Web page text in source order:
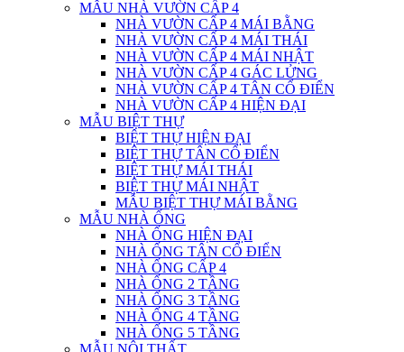
MẪU NHÀ VƯỜN CẤP 4
NHÀ VƯỜN CẤP 4 MÁI BẰNG
NHÀ VƯỜN CẤP 4 MÁI THÁI
NHÀ VƯỜN CẤP 4 MÁI NHẬT
NHÀ VƯỜN CẤP 4 GÁC LỬNG
NHÀ VƯỜN CẤP 4 TÂN CỔ ĐIỂN
NHÀ VƯỜN CẤP 4 HIỆN ĐẠI
MẪU BIỆT THỰ
BIỆT THỰ HIỆN ĐẠI
BIỆT THỰ TÂN CỔ ĐIỂN
BIỆT THỰ MÁI THÁI
BIỆT THỰ MÁI NHẬT
MẪU BIỆT THỰ MÁI BẰNG
MẪU NHÀ ỐNG
NHÀ ỐNG HIỆN ĐẠI
NHÀ ỐNG TÂN CỔ ĐIỂN
NHÀ ỐNG CẤP 4
NHÀ ỐNG 2 TẦNG
NHÀ ỐNG 3 TẦNG
NHÀ ỐNG 4 TẦNG
NHÀ ỐNG 5 TẦNG
MẪU NỘI THẤT